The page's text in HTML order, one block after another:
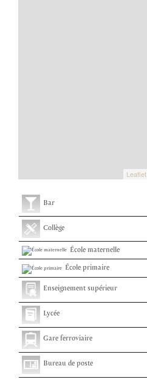
Leaflet
Bar
Collège
École maternelle
École primaire
Enseignement supérieur
Lycée
Gare ferroviaire
Bureau de poste